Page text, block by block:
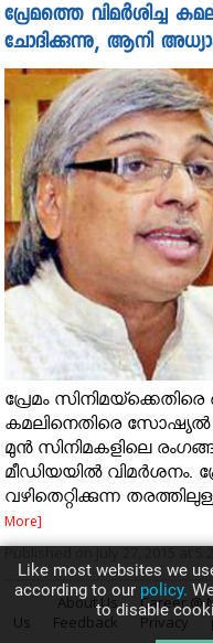
പ്രേമത്തെ വിമർശിച്ച
ചോദിക്കുന്നു, ആനി
പ്രേമം
കമലിനെതിരെ സോഷ്യല്‍
മുന്‍ സിനിമകളിലെ
മീഡിയയില്‍ വിമര്‍ശനം.
വഴിതെറ്റിക്കുന്ന
More]
Published on July 27, 2015 at
About Us Career @
Us
Feedback Privacy
Like most websites we
according to our policy.
to disable